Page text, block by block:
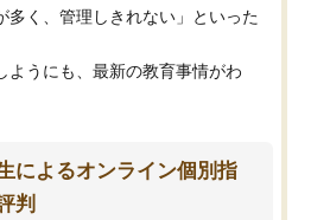
多く、管理しきれない」といった
ようにも、最新の教育事情がわ
によるオンライン個別指
判